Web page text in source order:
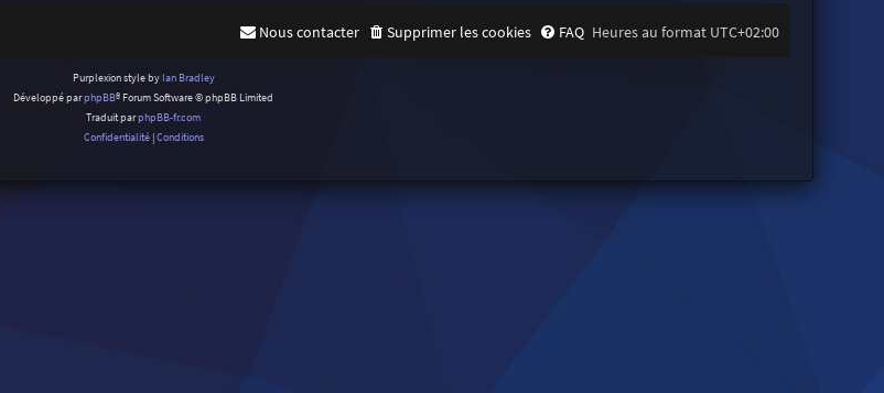
Heures au format UTC+02:00
FAQ
Supprimer les cookies
Nous contacter
Purplexion style by Ian Bradley
Développé parphpBB® Forum Software © phpBB Limited
Traduit parphpBB-fr.com
Confidentialité|Conditions